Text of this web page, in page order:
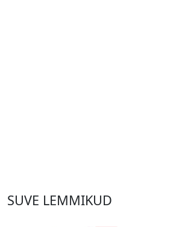
SUVE LEMMIKUD